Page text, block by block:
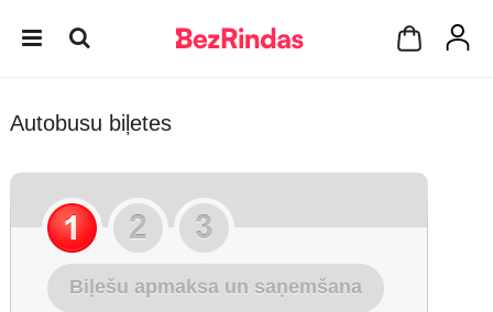
Autobusu biļetes
Biļešu apmaksa un saņemšana